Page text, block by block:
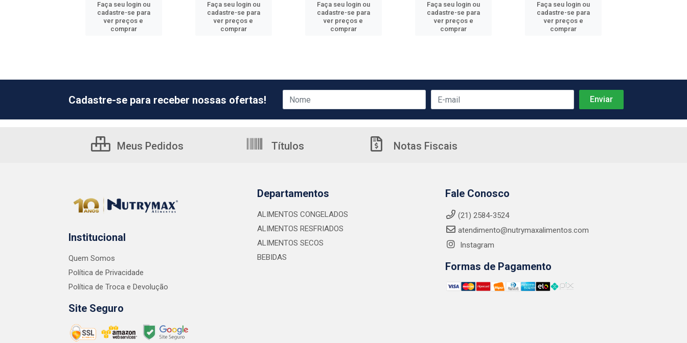
Faça seu login ou
cadastre-se para
ver preços e
comprar
Faça seu login ou
cadastre-se para
ver preços e
comprar
Faça seu login ou
cadastre-se para
ver preços e
comprar
Faça seu login ou
cadastre-se para
ver preços e
comprar
Faça seu login ou
cadastre-se para
ver preços e
comprar
Cadastre-se para receber nossas ofertas!
Meus Pedidos Títulos Notas Fiscais
Institucional
Quem Somos
Política de Privacidade
Política de Troca e Devolução
Site Seguro
Departamentos
ALIMENTOS CONGELADOS
ALIMENTOS RESFRIADOS
ALIMENTOS SECOS
BEBIDAS
Fale Conosco
(21) 2584-3524
atendimento@nutrymaxalimentos.com
Instagram
Formas de Pagamento